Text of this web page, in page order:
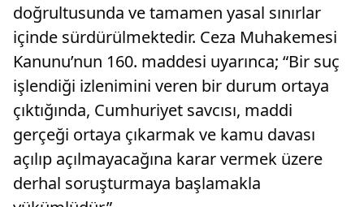
doğrultusunda ve tamamen yasal sınırlar
içinde sürdürülmektedir. Ceza Muhakemesi
Kanunu’nun 160. maddesi uyarınca; “Bir suç
işlendiği izlenimini veren bir durum ortaya
çıktığında, Cumhuriyet savcısı, maddi
gerçeği ortaya çıkarmak ve kamu davası
açılıp açılmayacağına karar vermek üzere
derhal soruşturmaya başlamakla